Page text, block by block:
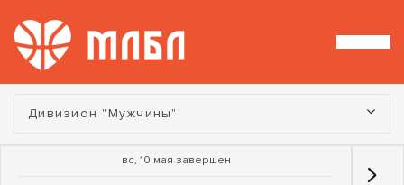
Турнир:
Дивизион "Мужчины"
вс, 10 мая завершен